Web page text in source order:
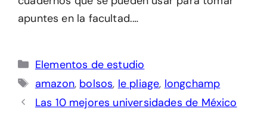
apuntes en la facultad.…
Categorías
Elementos de estudio
Etiquetas
amazon, bolsos, le pliage, longchamp
Las 10 mejores universidades de México